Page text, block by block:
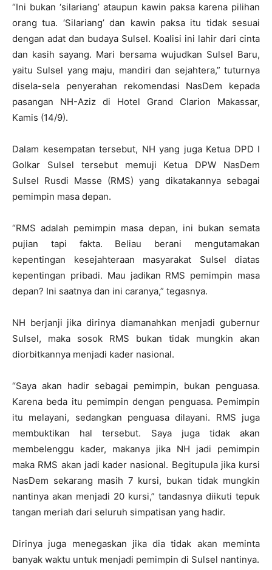
“Ini bukan ‘silariang’ ataupun kawin paksa karena pilihan
orang tua. ‘Silariang’ dan kawin paksa itu tidak sesuai
dengan adat dan budaya Sulsel. Koalisi ini lahir dari cinta
dan kasih sayang. Mari bersama wujudkan Sulsel Baru,
yaitu Sulsel yang maju, mandiri dan sejahtera,” tuturnya
disela-sela penyerahan rekomendasi NasDem kepada
pasangan NH-Aziz di Hotel Grand Clarion Makassar,
Kamis (14/9).
Dalam kesempatan tersebut, NH yang juga Ketua DPD I
Golkar Sulsel tersebut memuji Ketua DPW NasDem
Sulsel Rusdi Masse (RMS) yang dikatakannya sebagai
pemimpin masa depan.
“RMS adalah pemimpin masa depan, ini bukan semata
pujian tapi fakta. Beliau berani mengutamakan
kepentingan kesejahteraan masyarakat Sulsel diatas
kepentingan pribadi. Mau jadikan RMS pemimpin masa
depan? Ini saatnya dan ini caranya,” tegasnya.
NH berjanji jika dirinya diamanahkan menjadi gubernur
Sulsel, maka sosok RMS bukan tidak mungkin akan
diorbitkannya menjadi kader nasional.
“Saya akan hadir sebagai pemimpin, bukan penguasa.
Karena beda itu pemimpin dengan penguasa. Pemimpin
itu melayani, sedangkan penguasa dilayani. RMS juga
membuktikan hal tersebut. Saya juga tidak akan
membelenggu kader, makanya jika NH jadi pemimpin
maka RMS akan jadi kader nasional. Begitupula jika kursi
NasDem sekarang masih 7 kursi, bukan tidak mungkin
nantinya akan menjadi 20 kursi,” tandasnya diikuti tepuk
tangan meriah dari seluruh simpatisan yang hadir.
Dirinya juga menegaskan jika dia tidak akan meminta
banyak waktu untuk menjadi pemimpin di Sulsel nantinya.